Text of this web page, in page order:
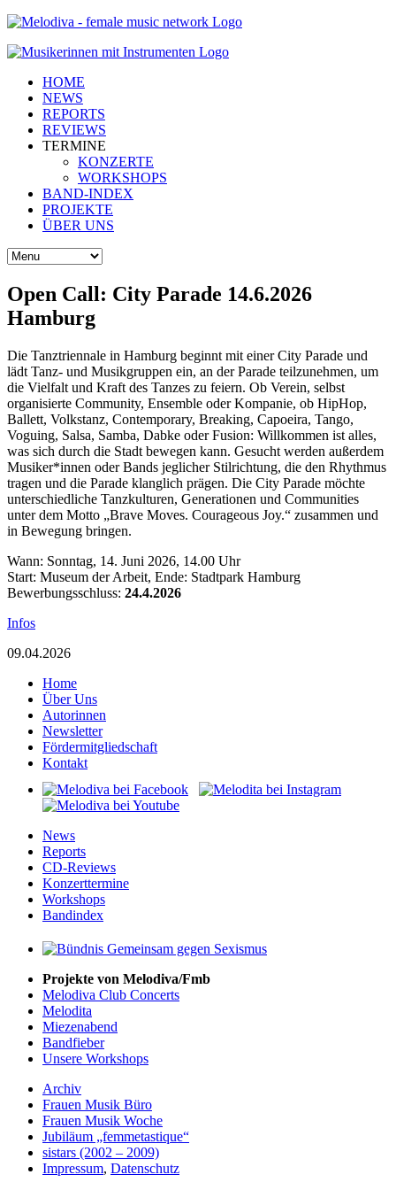
HOME
NEWS
REPORTS
REVIEWS
TERMINE
KONZERTE
WORKSHOPS
BAND-INDEX
PROJEKTE
ÜBER UNS
Open Call: City Parade 14.6.2026
Hamburg
Die Tanztriennale in Hamburg beginnt mit einer City Parade und
lädt Tanz- und Musikgruppen ein, an der Parade teilzunehmen, um
die Vielfalt und Kraft des Tanzes zu feiern. Ob Verein, selbst
organisierte Community, Ensemble oder Kompanie, ob HipHop,
Ballett, Volkstanz, Contemporary, Breaking, Capoeira, Tango,
Voguing, Salsa, Samba, Dabke oder Fusion: Willkommen ist alles,
was sich durch die Stadt bewegen kann. Gesucht werden außerdem
Musiker*innen oder Bands jeglicher Stilrichtung, die den Rhythmus
tragen und die Parade klanglich prägen. Die City Parade möchte
unterschiedliche Tanzkulturen, Generationen und Communities
unter dem Motto „Brave Moves. Courageous Joy.“ zusammen und
in Bewegung bringen.
Wann: Sonntag, 14. Juni 2026, 14.00 Uhr
Start: Museum der Arbeit, Ende: Stadtpark Hamburg
Bewerbungsschluss: 24.4.2026
Infos
09.04.2026
Home
Über Uns
Autorinnen
Newsletter
Fördermitgliedschaft
Kontakt
News
Reports
CD-Reviews
Konzerttermine
Workshops
Bandindex
Projekte von Melodiva/Fmb
Melodiva Club Concerts
Melodita
Miezenabend
Bandfieber
Unsere Workshops
Archiv
Frauen Musik Büro
Frauen Musik Woche
Jubiläum „femmetastique“
sistars (2002 – 2009)
Impressum, Datenschutz